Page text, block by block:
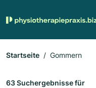
Startseite Gommern
63 Suchergebnisse für